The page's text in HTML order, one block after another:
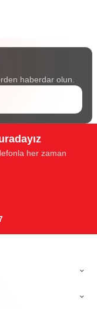
haberdar olun.
her zaman